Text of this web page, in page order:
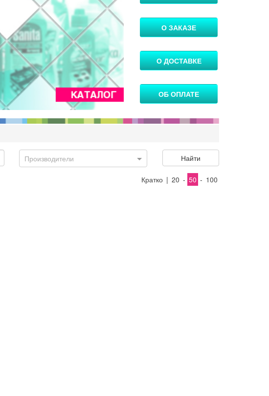
О ЗАКАЗЕ
О ДОСТАВКЕ
ОБ ОПЛАТЕ
Производители Найти
Кратко | 20 - 50 - 100